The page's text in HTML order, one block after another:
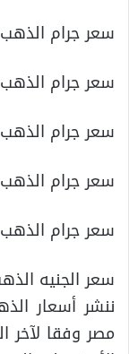
سعر جرام الذهب عيار 21 نحو
سعر جرام الذهب عيار 18 نحو
سعر جرام الذهب عيار 14 نحو
سعر جرام الذهب عيار 12 نحو
سعر جرام الذهب عيار 9 نحو
سعر الجنيه الذهب 25200
مصر وفقا لآخر